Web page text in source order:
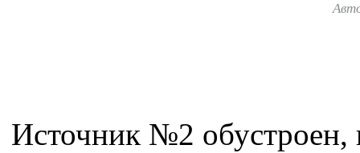
Источник №2 обустроен,